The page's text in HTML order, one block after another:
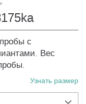
с
Вес
Узнать размер